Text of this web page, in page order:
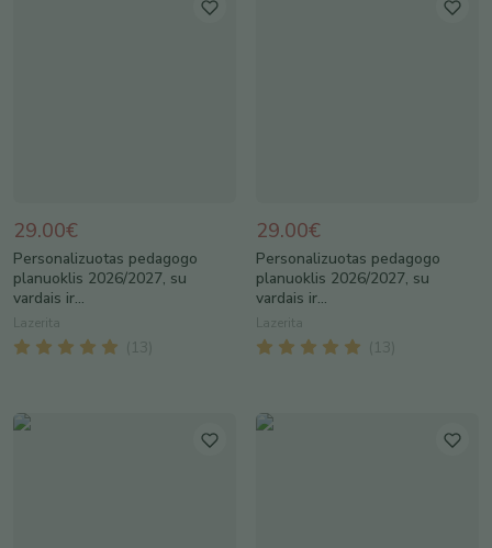
29.00€
Personalizuotas pedagogo
planuoklis 2026/2027, su
vardais ir...
Lazerita
( 13
29.00€
Personalizuotas pedagogo
planuoklis 2026/2027, su
vardais ir...
Lazerita
( 13